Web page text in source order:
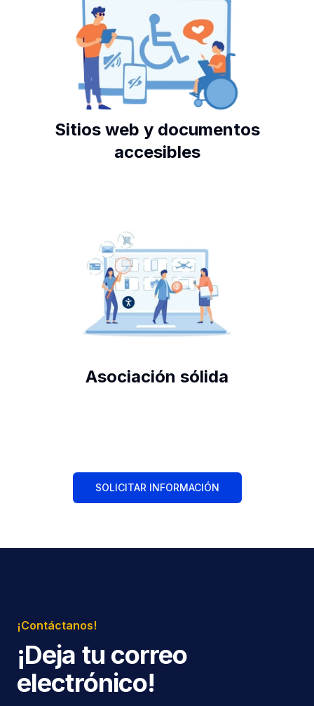
Sitios web y documentos
accesibles
Asociación sólida
SOLICITAR INFORMACIÓN
¡Contáctanos!
¡Deja tu correo
electrónico!